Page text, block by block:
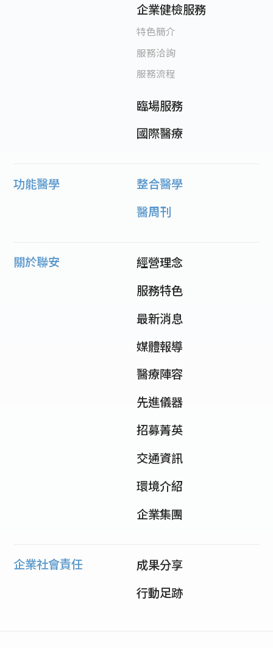
企業健檢服務
特色簡介
服務洽詢
服務流程
臨場服務
國際醫療
功能醫學
整合醫學
醫周刊
關於聯安
經營理念
服務特色
最新消息
媒體報導
醫療陣容
先進儀器
招募菁英
交通資訊
環境介紹
企業集團
企業社會責任
成果分享
行動足跡